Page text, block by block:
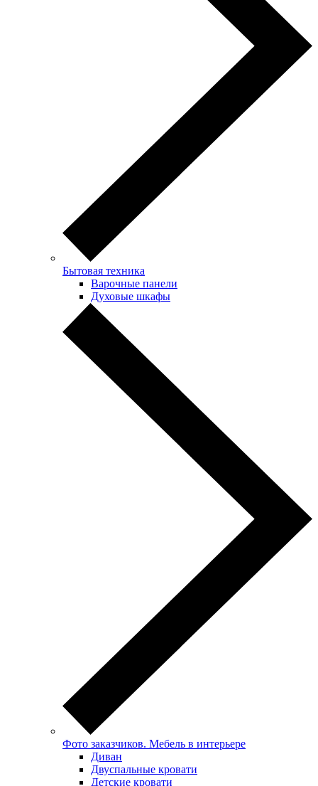
Бытовая техника
Варочные панели
Духовые шкафы
Фото заказчиков. Мебель в интерьере
Диван
Двуспальные кровати
Детские кровати